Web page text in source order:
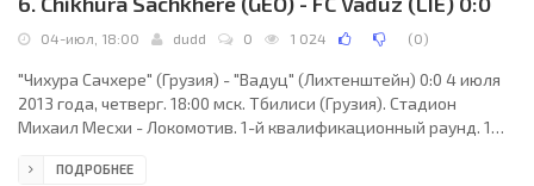
04-июл, 18:00 dudd 0 1 024 (0)
"Чихура Сачхере" (Грузия) - "Вадуц" (Лихтенштейн) 0:0 4 июля
2013 года, четверг. 18:00 мск. Тбилиси (Грузия). Стадион
Михаил Месхи - Локомотив. 1-й квалификационный раунд. 1
Казахстан), Евгений Бельский, Рустам Суюнов (оба -
ПОДРОБНЕЕ